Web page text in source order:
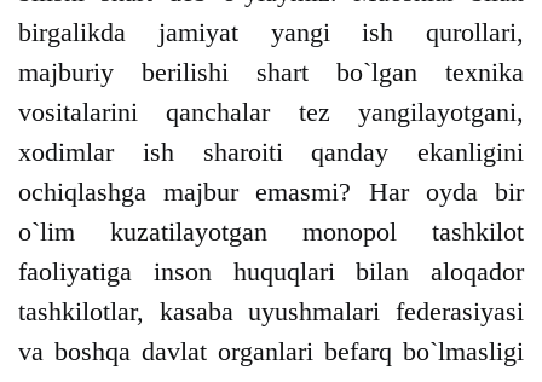
birgalikda jamiyat yangi ish qurollari,
majburiy berilishi shart bo`lgan texnika
vositalarini qanchalar tez yangilayotgani,
xodimlar ish sharoiti qanday ekanligini
ochiqlashga majbur emasmi? Har oyda bir
o`lim kuzatilayotgan monopol tashkilot
faoliyatiga inson huquqlari bilan aloqador
tashkilotlar, kasaba uyushmalari federasiyasi
va boshqa davlat organlari befarq bo`lmasligi